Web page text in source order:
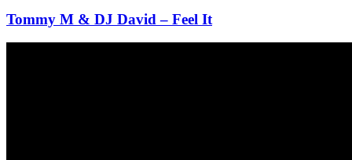
Tommy M & DJ David – Feel It